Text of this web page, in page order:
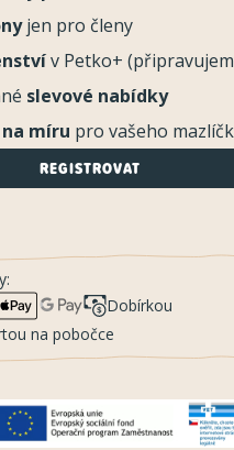
jen pro členy
v Petko+
slevové nabídky
míru pro vašeho
REGISTROVAT
Dobírkou
na pobočce